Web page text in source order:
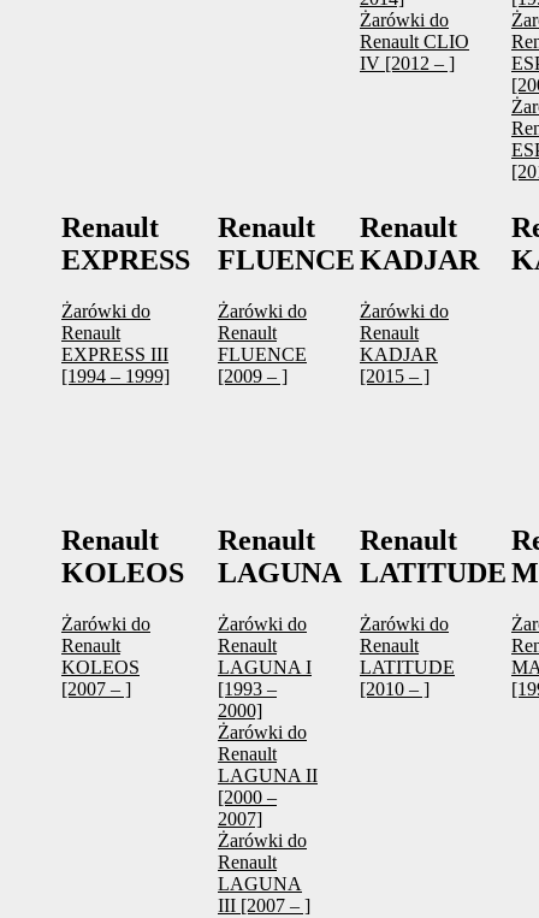
Żarówki do
Renault CLIO
IV [2012 – ]
Renault
EXPRESS
Żarówki do
Renault
EXPRESS III
[1994 – 1999]
Renault
FLUENCE
Żarówki do
Renault
FLUENCE
[2009 – ]
Renault
KADJAR
Żarówki do
Renault
KADJAR
[2015 – ]
Renault
KOLEOS
Żarówki do
Renault
KOLEOS
[2007 – ]
Renault
LAGUNA
Żarówki do
Renault
LAGUNA I
[1993 –
2000]
Żarówki do
Renault
LAGUNA II
[2000 –
2007]
Żarówki do
Renault
LAGUNA
III [2007 – ]
Renault
LATITUDE
Żarówki do
Renault
LATITUDE
[2010 – ]